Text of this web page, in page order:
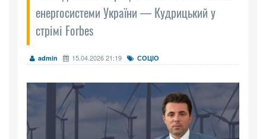
енергосистеми України — Кудрицький у
стрімі Forbes
admin 15.04.2026 21:19 СОЦІО